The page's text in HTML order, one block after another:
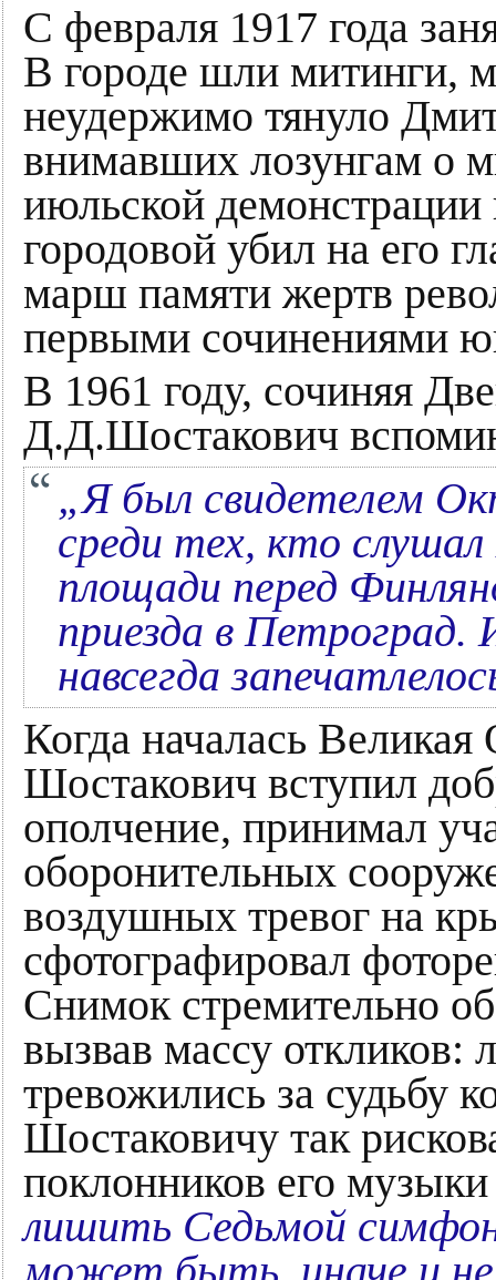
С февраля 1917 года
В городе шли митинги,
неудержимо тянуло
внимавших лозунгам о
июльской
городовой убил на его
марш памяти жертв
первыми сочинениями
В 1961 году, сочиняя
Д.Д.Шостакович
„Я был свидетелем
среди тех, кто
площади перед
приезда в Петроград.
навсегда
Когда началась Великая
Шостакович вступил
ополчение, принимал
оборонительных
воздушных тревог на
сфотографировал
Снимок стремительно
вызвав массу откликов:
тревожились за судьбу
Шостаковичу так
поклонников его
лишить Седьмой